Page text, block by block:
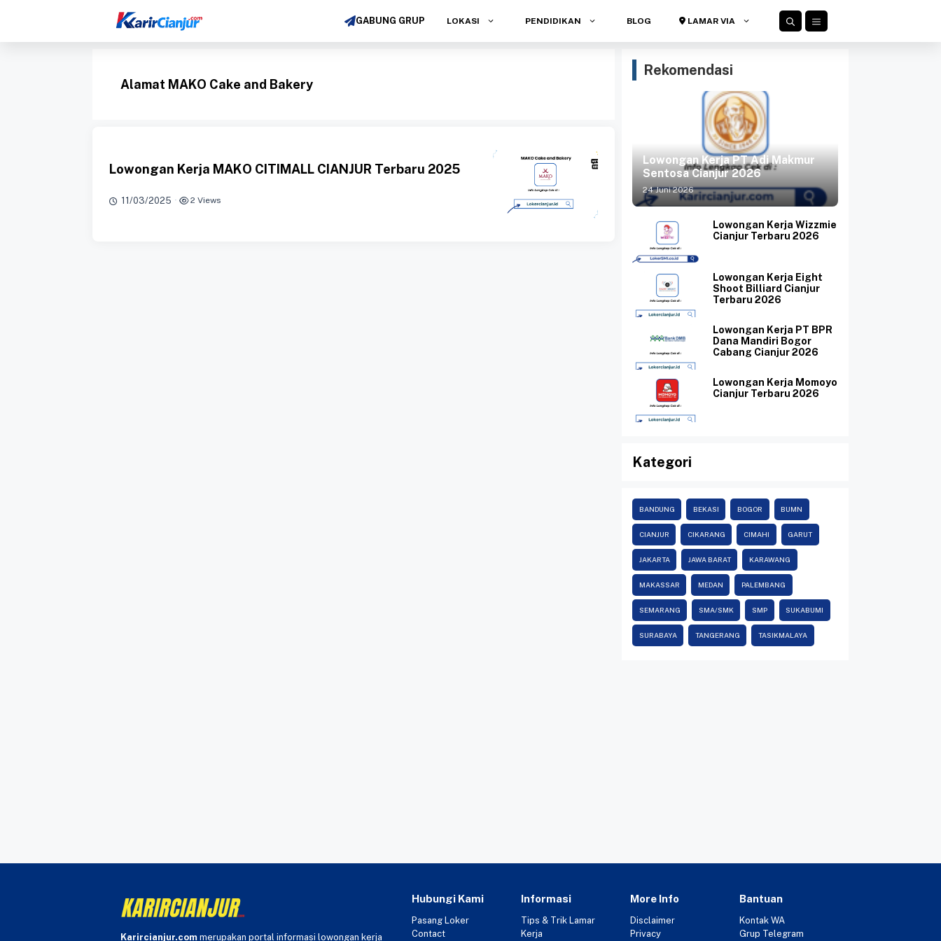
isi
GABUNG GRUP LOKASI PENDIDIKAN BLOG LAMAR VIA
Alamat MAKO Cake and Bakery
Lowongan Kerja MAKO CITIMALL CIANJUR Terbaru 2025
11/03/2025 · 2 Views
Rekomendasi
Lowongan Kerja PT Adi Makmur
Sentosa Cianjur 2026
24 Juni 2026
Lowongan Kerja Wizzmie
Cianjur Terbaru 2026
Lowongan Kerja Eight
Shoot Billiard Cianjur
Terbaru 2026
Lowongan Kerja PT BPR
Dana Mandiri Bogor
Cabang Cianjur 2026
Lowongan Kerja Momoyo
Cianjur Terbaru 2026
Kategori
BANDUNG BEKASI BOGOR BUMN
CIANJUR CIKARANG CIMAHI GARUT
JAKARTA JAWA BARAT KARAWANG
MAKASSAR MEDAN PALEMBANG
SEMARANG SMA/SMK SMP SUKABUMI
SURABAYA TANGERANG TASIKMALAYA
Karircianjur.com merupakan portal informasi lowongan kerja
Hubungi Kami
Pasang Loker
Contact
Informasi
Tips & Trik Lamar
Kerja
More Info
Disclaimer
Privacy
Bantuan
Kontak WA
Grup Telegram